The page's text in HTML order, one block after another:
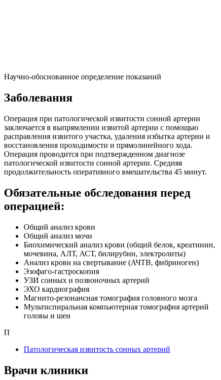
Научно-обоснованное определение показаний
Заболевания
Операция при патологической извитости сонной артерии
заключается в выпрямлении извитой артерии с помощью
расправления извитого участка, удаления избытка артерии и
восстановления проходимости и прямолинейного хода.
Операция проводится при подтвержденном диагнозе
патологической извитости сонной артерии. Средняя
продолжительность оперативного вмешательства 45 минут.
Обязательные обследования перед
операцией:
Общий анализ крови
Общий анализ мочи
Биохимический анализ крови (общий белок, креатинин,
мочевина, АЛТ, АСТ, билирубин, электролиты)
Анализ крови на свертывание (АЧТВ, фибриноген)
Эзофаго-гастроскопия
УЗИ сонных и позвоночных артерий
ЭХО кардиография
Магнито-резонансная томография головного мозга
Мультиспиральная компьютерная томография артерий
головы и шеи
П
Патологическая извитость сонных артерий
Врачи клиники